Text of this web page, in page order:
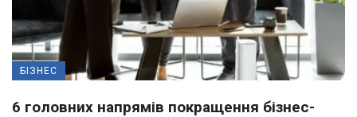
БІЗНЕС
6 головних напрямів покращення бізнес-